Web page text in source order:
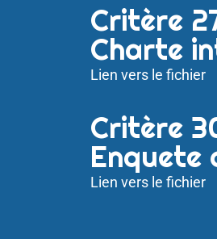
Critère
Charte
Lien vers le fichier
Critère
Lien vers le fichier